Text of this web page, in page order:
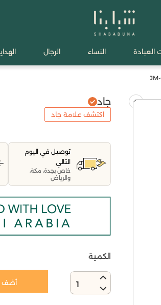
العبادة النساء الرجال
جاد
اكتشف علامة جاد
توصيل في اليوم
التالي
خاص بجدة، مكة،
والرياض
الكمية
1 أضف